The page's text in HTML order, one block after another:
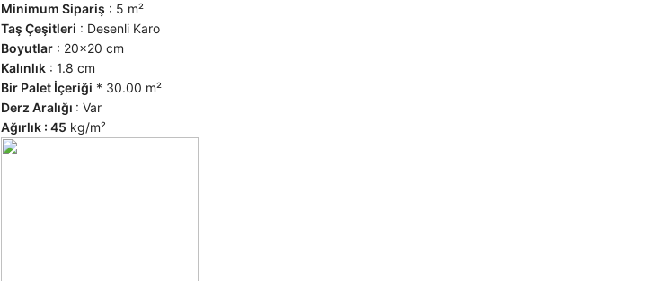
Minimum Sipariş : 5 m²
Taş Çeşitleri : Desenli Karo
Boyutlar: 20×20 cm
Kalınlık: 1.8 cm
Bir Palet İçeriği * 30.00 m²
Derz Aralığı : Var
Ağırlık : 45 kg/m²